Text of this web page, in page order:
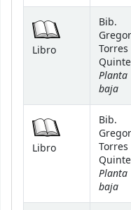
Libro
Bib.
Torres
Planta
baja
Libro
Bib.
Torres
Planta
baja